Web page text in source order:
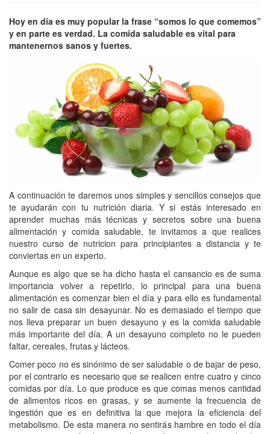
Hoy en día es muy popular la frase “somos lo que comemos”
y en parte es verdad. La comida saludable es vital para
mantenernos sanos y fuertes.
A continuación te daremos unos simples y sencillos consejos que
te ayudarán con tu nutrición diaria. Y si estás interesado en
aprender muchas más técnicas y secretos sobre una buena
alimentación y comida saludable, te invitamos a que realices
nuestro curso de nutricion para principiantes a distancia y te
conviertas en un experto.
Aunque es algo que se ha dicho hasta el cansancio es de suma
importancia volver a repetirlo, lo principal para una buena
alimentación es comenzar bien el día y para ello es fundamental
no salir de casa sin desayunar. No es demasiado el tiempo que
nos lleva preparar un buen desayuno y es la comida saludable
más importante del día. A un desayuno completo no le pueden
faltar, cereales, frutas y lácteos.
Comer poco no es sinónimo de ser saludable o de bajar de peso,
por el contrario es necesario que se realicen entre cuatro y cinco
comidas por día. Lo que produce es que comas menos cantidad
de alimentos ricos en grasas, y se aumente la frecuencia de
ingestión que es en definitiva la que mejora la eficiencia del
metabolismo. De esta manera no sentirás hambre en todo el día